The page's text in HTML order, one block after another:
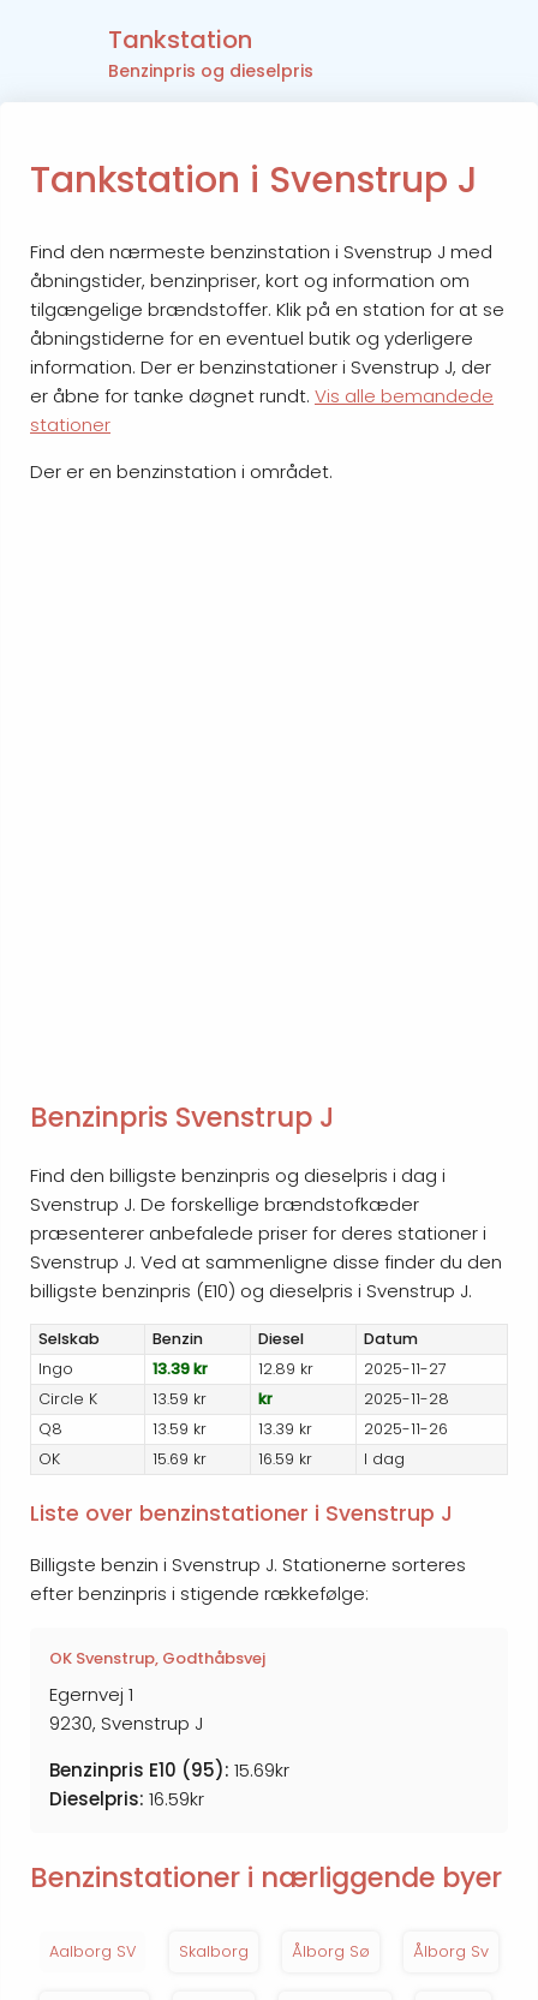
Tankstation
Benzinpris og dieselpris
Tankstation i Svenstrup J
Find den nærmeste benzinstation i Svenstrup J med
åbningstider, benzinpriser, kort og information om
tilgængelige brændstoffer. Klik på en station for at se
åbningstiderne for en eventuel butik og yderligere
information. Der er benzinstationer i Svenstrup J, der
er åbne for tanke døgnet rundt. Vis alle bemandede
stationer
Der er en benzinstation i området.
Benzinpris Svenstrup J
Find den billigste benzinpris og dieselpris i dag i
Svenstrup J. De forskellige brændstofkæder
præsenterer anbefalede priser for deres stationer i
Svenstrup J. Ved at sammenligne disse finder du den
billigste benzinpris (E10) og dieselpris i Svenstrup J.
Selskab Benzin Diesel
Datum
Ingo
13.39 kr 12.89 kr
2025-11-27
Circle K
13.59 kr kr
2025-11-28
Q8
13.59 kr 13.39 kr
2025-11-26
OK
15.69 kr 16.59 kr I dag
Liste over benzinstationer i Svenstrup J
Billigste benzin i Svenstrup J. Stationerne sorteres
efter benzinpris i stigende rækkefølge:
OK Svenstrup, Godthåbsvej
Egernvej 1
9230, Svenstrup J
Benzinpris E10 (95): 15.69kr
Dieselpris: 16.59kr
Benzinstationer i nærliggende byer
Aalborg SV Skalborg Ålborg Sø Ålborg Sv